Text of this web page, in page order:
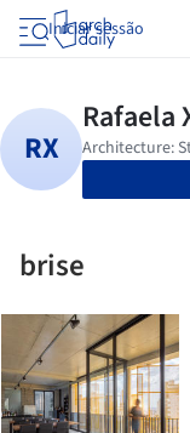
Iniciar sessão
brise